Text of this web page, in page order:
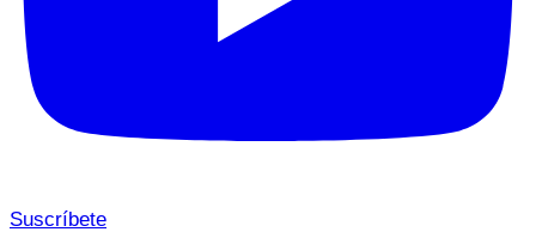
Suscríbete